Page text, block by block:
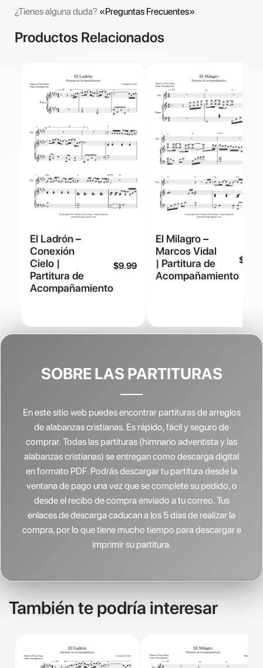
¿Tienes alguna duda? «Preguntas Frecuentes»
Productos Relacionados
El Ladrón –
Conexión
Cielo |
Partitura de
Acompañamiento
$9.99
El Milagro –
Marcos Vidal
| Partitura de
Acompañamiento
$
SOBRE LAS PARTITURAS
En este sitio web puedes encontrar partituras de arreglos
de alabanzas cristianas. Es rápido, fácil y seguro de
comprar. Todas las partituras (himnario adventista y las
alabanzas cristianas) se entregan como descarga digital
en formato PDF. Podrás descargar tu partitura desde la
ventana de pago una vez que se complete su pedido, o
desde el recibo de compra enviado a tu correo. Tus
enlaces de descarga caducan a los 5 días de realizar la
compra, por lo que tiene mucho tiempo para descargar e
imprimir su partitura.
También te podría interesar